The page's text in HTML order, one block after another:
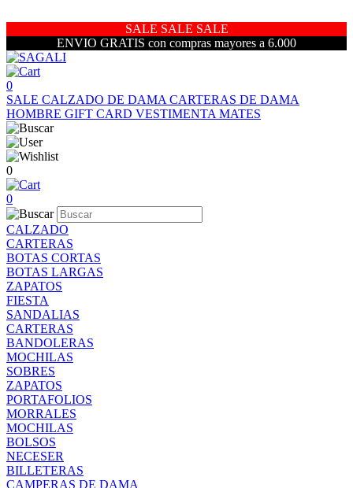
SALE SALE SALE
ENVIO GRATIS con compras mayores a 6.000
0
SALE CALZADO DE DAMA CARTERAS DE DAMA
HOMBRE GIFT CARD VESTIMENTA MATES
0
0
CALZADO
CARTERAS
BOTAS CORTAS
BOTAS LARGAS
ZAPATOS
FIESTA
SANDALIAS
CARTERAS
BANDOLERAS
MOCHILAS
SOBRES
ZAPATOS
PORTAFOLIOS
MORRALES
MOCHILAS
BOLSOS
NECESER
BILLETERAS
CAMPERAS DE DAMA